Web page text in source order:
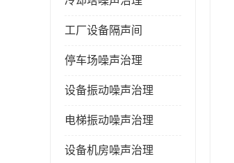
工厂设备隔声间
停车场噪声治理
设备振动噪声治理
电梯振动噪声治理
设备机房噪声治理